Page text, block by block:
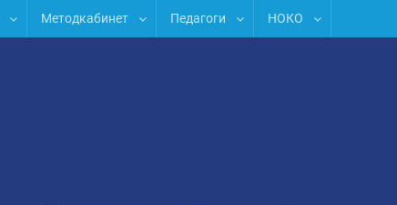
Методкабинет Педагоги НОКО